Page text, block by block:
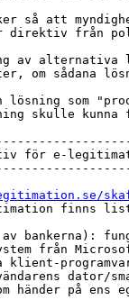
så att
direktiv från
av alternativa
om sådana
lösning som
skulle kunna
för e-
finns
bankerna):
från
dator/
händer på ens